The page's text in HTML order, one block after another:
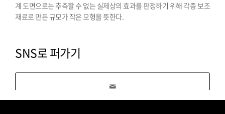
계 도면으로는 추측할 수 없는 실제상의 효과를 판정하기 위해 각종 보조
재료로 만든 규모가 작은 모형을 뜻한다.
SNS로 퍼가기